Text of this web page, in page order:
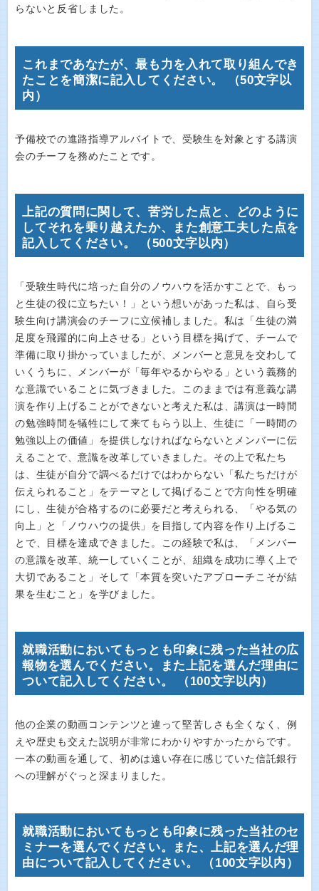
らないと反省しました。
これまであなたが、最も力を入れて取り組んでき
たことを簡潔に記入してください。 （50文字以
内）
予備校での進路指導アルバイトで、受験生を対象とする講演
会のチーフを務めたことです。
上記の質問に関して、苦労した点と、どのように
してそれを乗り越えたか、また創意工夫した点を
記入してください。 （500文字以内）
「受験生時代に培った自分のノウハウを活かすことで、もっ
と生徒の役に立ちたい！」という想いがあった私は、自ら受
験生向け講演会のチーフに立候補しました。私は「生徒の満
足度を飛躍的に向上させる」という目標を掲げて、チームで
準備に取り掛かっていましたが、メンバーと意見を交わして
いくうちに、メンバーが「毎年やるからやる」という義務的
な意識でいることに気づきました。このままでは有意義な講
演を作り上げることができないと考えた私は、講演は一時間
の勉強時間を犠牲にして来てもらう以上、生徒に「一時間の
勉強以上の価値」を提供しなければならないとメンバーに伝
えることで、意識を改革していきました。その上で私たち
は、生徒が自分で調べるだけではわからない「私たちだけが
伝えられること」をテーマとして掲げることで方向性を明確
にし、生徒が合格するのに必要だと考えられる、「やる気の
向上」と「ノウハウの提供」を目指して内容を作り上げるこ
とで、目標を達成できました。この経験で私は、「メンバー
の意識を改革、統一していくことが、組織を成功に導く上で
大切であること」そして「本質を突いたアプローチこそが結
果を生むこと」を学びました。
就職活動においてもっとも印象に残った当社の広
報物を選んでください。また上記を選んだ理由に
ついて記入してください。 （100文字以内）
他の企業の動画コンテンツと違って堅苦しさも全くなく、例
えや歴史も交えた説明が非常にわかりやすかったからです。
一本の動画を通して、初めは遠い存在に感じていた信託銀行
への理解がぐっと深まりました。
就職活動においてもっとも印象に残った当社のセ
ミナーを選んでください。また、上記を選んだ理
由について記入してください。 （100文字以内）